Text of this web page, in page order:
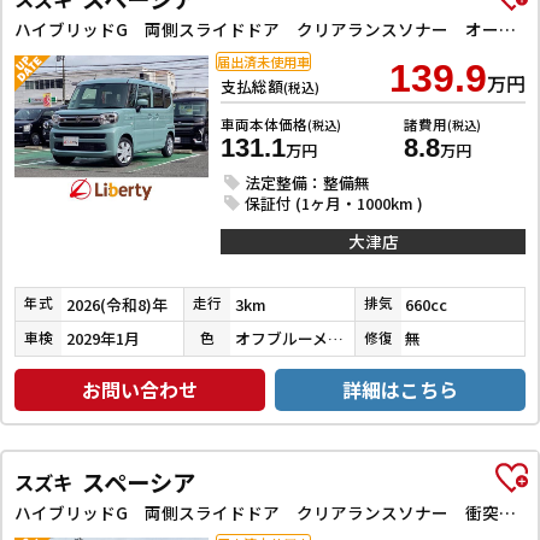
ハイブリッドG 両側スライドドア クリアランスソナー オートライト LEDヘッドランプ スマートキー アイドリングストップ 電動格納ミラー ベンチシート CVT 盗難防止システム ABS ESC 衝突安全ボディ
支払総額(税込) 139.9万円
車両本体価格(税込)
131.1万円
諸費用(税込)
8.8万円
法定整備：整備無
保証付 (1ヶ月・1000km )
届出済未使用車
大津店
年式 2026(令和8)年 走行 3km 排気 660cc
車検 2029年1月 色 オフブルーメタリック 修復 無
お問い合わせ 詳細はこちら
スズキ スペーシア
ハイブリッドG 両側スライドドア クリアランスソナー 衝突被害軽減システム LEDヘッドランプ スマートキー アイドリングストップ 電動格納ミラー CVT 盗難防止システム ABS ESC 衝突安全ボディ エアコン